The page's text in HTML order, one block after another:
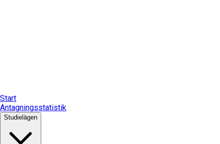
Start
Antagningsstatistik
Studielägen